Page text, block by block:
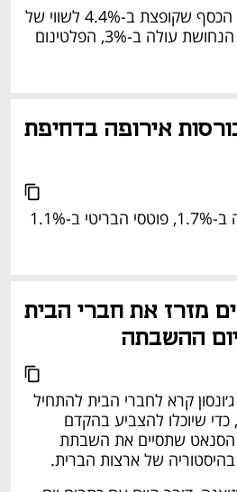
עליות חדות גם במתכת הכסף שקופצת ב-4.4% לשווי של
נעילה ירוקה בבורסות אירופה בדחיפת
יו"ר בית הנבחרים מזרז את חברי הבית
ההשבתה
יו״ר בית הנבחרים מייק ג׳ונסון קרא לחברי הבית להתחיל
האפשרי על עסקה של הסנאט שתסיים את השבתת
של ארצות הברית.